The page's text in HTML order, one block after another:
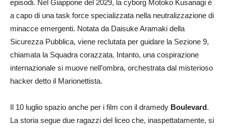
episodi. Nel Giappone del 2029, la cyborg Motoko Kusanagi è
a capo di una task force specializzata nella neutralizzazione di
minacce emergenti. Notata da Daisuke Aramaki della
Sicurezza Pubblica, viene reclutata per guidare la Sezione 9,
chiamata la Squadra corazzata. Intanto, una cospirazione
internazionale si muove nell’ombra, orchestrata dal misterioso
hacker detto il Marionettista.
Il 10 luglio spazio anche per i film con il dramedy Boulevard.
La storia segue due ragazzi del liceo che, inaspettatamente, si